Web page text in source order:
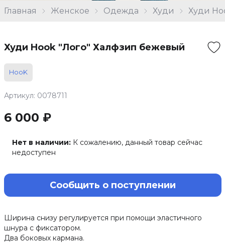
Главная Женское Одежда Худи Худи
Худи Hook "Лого" Халфзип бежевый
HooK
Артикул: 0078711
6 000 ₽
Нет в наличии: К сожалению, данный товар сейчас
недоступен
Сообщить о поступлении
Ширина снизу регулируется при помощи эластичного
шнура с фиксатором.
Два боковых кармана.